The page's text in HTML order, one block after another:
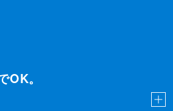
OK。